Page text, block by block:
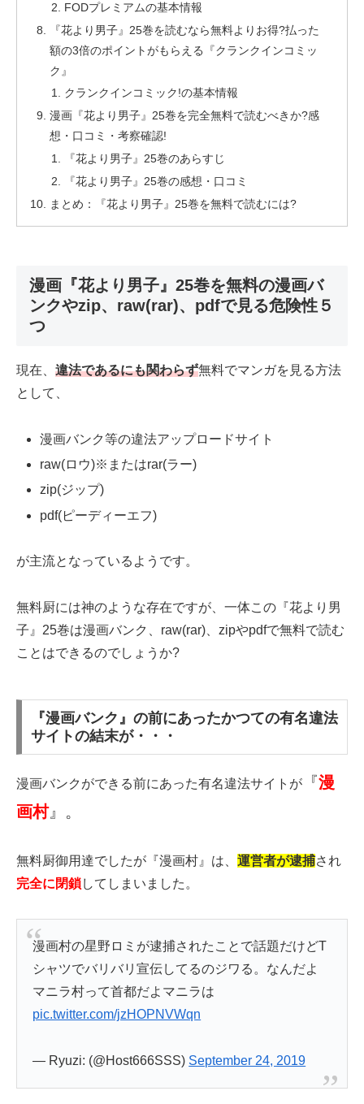
FODプレミアムの基本情報
『花より男子』25巻を読むなら無料よりお得?払った
額の3倍のポイントがもらえる『クランクインコミッ
ク』
クランクインコミック!の基本情報
漫画『花より男子』25巻を完全無料で読むべきか?感
想・口コミ・考察確認!
『花より男子』25巻のあらすじ
『花より男子』25巻の感想・口コミ
まとめ：『花より男子』25巻を無料で読むには?
漫画『花より男子』25巻を無料の漫画バ
ンクやzip、raw(rar)、pdfで見る危険性５
つ
現在、 違法であるにも関わらず無料でマンガを見る方法
として、
漫画バンク等の違法アップロードサイト
raw(ロウ)※またはrar(ラー)
zip(ジップ)
pdf(ピーディーエフ)
が主流となっているようです。
無料厨には神のような存在ですが、一体この『花より男
子』25巻は漫画バンク、raw(rar)、zipやpdfで無料で読む
ことはできるのでしょうか?
『漫画バンク』の前にあったかつての有名違法
サイトの結末が・・・
漫画バンクができる前にあった有名違法サイトが 『漫
画村』。
無料厨御用達でしたが『漫画村』は、 運営者が逮捕され
完全に閉鎖してしまいました。
漫画村の星野ロミが逮捕されたことで話題だけどT
シャツでバリバリ宣伝してるのジワる。なんだよ
マニラ村って首都だよマニラは
pic.twitter.com/jzHOPNVWqn
— Ryuzi: (@Host666SSS) September 24, 2019